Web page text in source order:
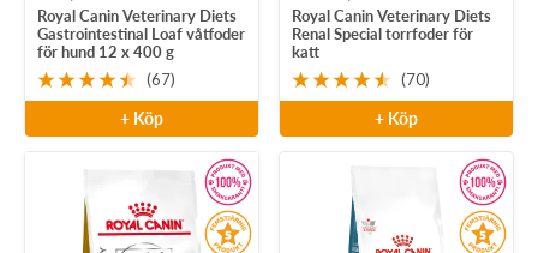
pris
Royal Canin Veterinary Diets
Gastrointestinal Loaf våtfoder
för hund 12 x 400 g
(67)
+ Köp
pris
Royal Canin Veterinary Diets
Renal Special torrfoder för
katt
(70)
+ Köp